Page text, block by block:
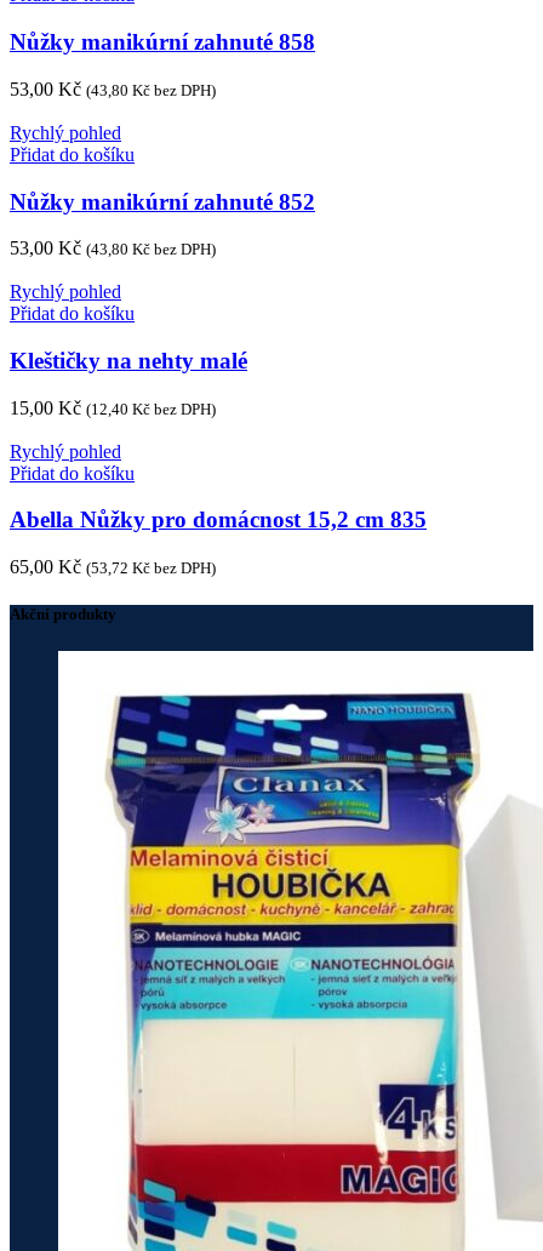
Nůžky manikúrní zahnuté 858
53,00 Kč (43,80 Kč bez DPH)
Rychlý pohled
Přidat do košíku
Nůžky manikúrní zahnuté 852
53,00 Kč (43,80 Kč bez DPH)
Rychlý pohled
Přidat do košíku
Kleštičky na nehty malé
15,00 Kč (12,40 Kč bez DPH)
Rychlý pohled
Přidat do košíku
Abella Nůžky pro domácnost 15,2 cm 835
65,00 Kč (53,72 Kč bez DPH)
Akční produkty